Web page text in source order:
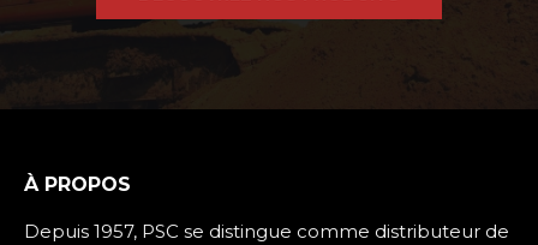
À PROPOS
Depuis 1957, PSC se distingue comme distributeur de